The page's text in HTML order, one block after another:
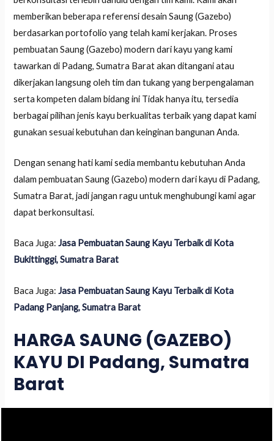
memberikan beberapa referensi desain Saung (Gazebo)
berdasarkan portofolio yang telah kami kerjakan. Proses
pembuatan Saung (Gazebo) modern dari kayu yang kami
tawarkan di Padang, Sumatra Barat akan ditangani atau
dikerjakan langsung oleh tim dan tukang yang berpengalaman
serta kompeten dalam bidang ini Tidak hanya itu, tersedia
berbagai pilihan jenis kayu berkualitas terbaik yang dapat kami
gunakan sesuai kebutuhan dan keinginan bangunan Anda.
Dengan senang hati kami sedia membantu kebutuhan Anda
dalam pembuatan Saung (Gazebo) modern dari kayu di Padang,
Sumatra Barat, jadi jangan ragu untuk menghubungi kami agar
dapat berkonsultasi.
Baca Juga:Jasa Pembuatan Saung Kayu Terbaik di Kota
Bukittinggi, Sumatra Barat
Baca Juga:Jasa Pembuatan Saung Kayu Terbaik di Kota
Padang Panjang, Sumatra Barat
HARGA SAUNG (GAZEBO)
KAYU DI Padang, Sumatra
Barat